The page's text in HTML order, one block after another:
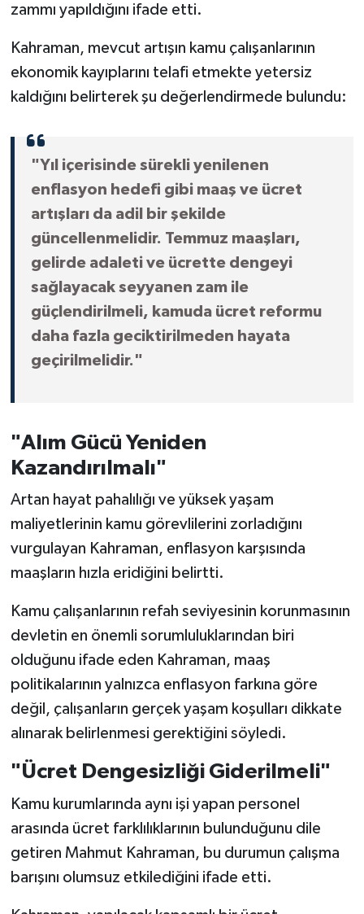
zammı yapıldığını ifade etti.
Kahraman, mevcut artışın kamu çalışanlarının
ekonomik kayıplarını telafi etmekte yetersiz
kaldığını belirterek şu değerlendirmede bulundu:
"Yıl içerisinde sürekli yenilenen
enflasyon hedefi gibi maaş ve ücret
artışları da adil bir şekilde
güncellenmelidir. Temmuz maaşları,
gelirde adaleti ve ücrette dengeyi
sağlayacak seyyanen zam ile
güçlendirilmeli, kamuda ücret reformu
daha fazla geciktirilmeden hayata
geçirilmelidir."
"Alım Gücü Yeniden
Kazandırılmalı"
Artan hayat pahalılığı ve yüksek yaşam
maliyetlerinin kamu görevlilerini zorladığını
vurgulayan Kahraman, enflasyon karşısında
maaşların hızla eridiğini belirtti.
Kamu çalışanlarının refah seviyesinin korunmasının
devletin en önemli sorumluluklarından biri
olduğunu ifade eden Kahraman, maaş
politikalarının yalnızca enflasyon farkına göre
değil, çalışanların gerçek yaşam koşulları dikkate
alınarak belirlenmesi gerektiğini söyledi.
"Ücret Dengesizliği Giderilmeli"
Kamu kurumlarında aynı işi yapan personel
arasında ücret farklılıklarının bulunduğunu dile
getiren Mahmut Kahraman, bu durumun çalışma
barışını olumsuz etkilediğini ifade etti.